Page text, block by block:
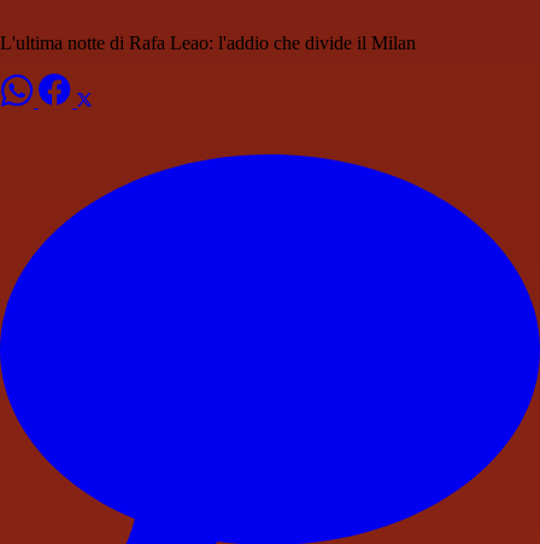
L'ultima notte di Rafa Leao: l'addio che divide il Milan